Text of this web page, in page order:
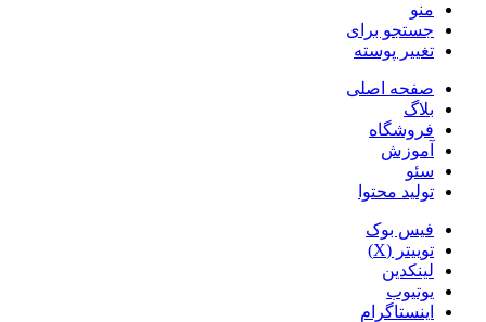
منو
جستجو برای
تغییر پوسته
صفحه اصلی
بلاگ
فروشگاه
آموزش
سئو
تولید محتوا
فیس بوک
توییتر (X)
لینکدین
یوتیوب
اینستاگرام